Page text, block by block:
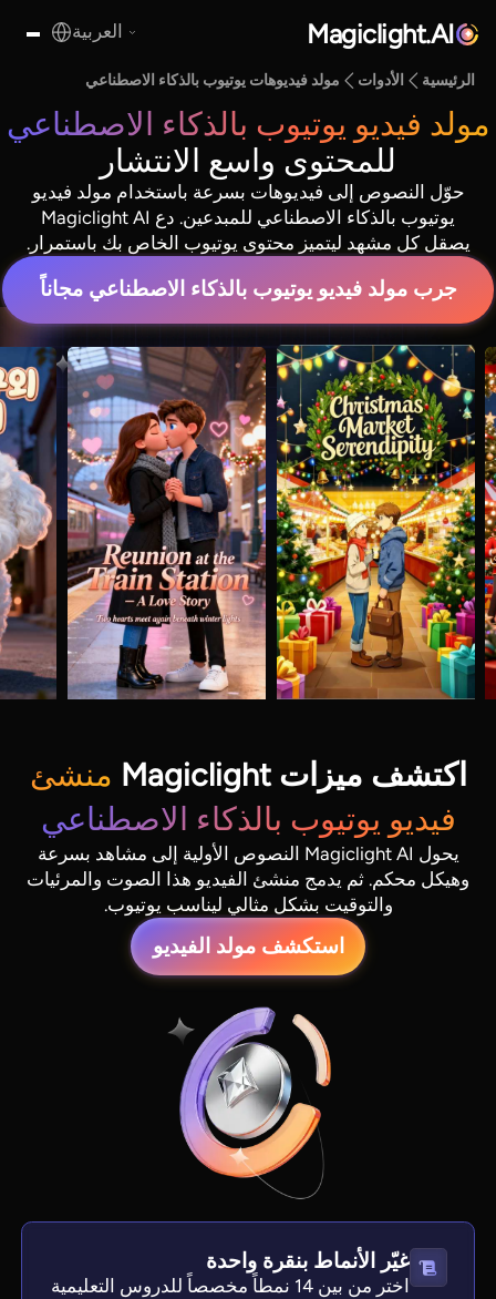
Magiclight.AI العربية
الرئيسية الأدوات مولد فيديوهات يوتيوب بالذكاء الاصطناعي
مولد فيديو يوتيوب بالذكاء الاصطناعي
للمحتوى واسع الانتشار
حوّل النصوص إلى فيديوهات بسرعة باستخدام مولد فيديو
يوتيوب بالذكاء الاصطناعي للمبدعين. دع Magiclight AI
يصقل كل مشهد ليتميز محتوى يوتيوب الخاص بك باستمرار.
جرب مولد فيديو يوتيوب بالذكاء الاصطناعي مجاناً
اكتشف ميزات Magiclight
منشئ
فيديو يوتيوب بالذكاء الاصطناعي
يحول Magiclight AI النصوص الأولية إلى مشاهد بسرعة
وهيكل محكم. ثم يدمج منشئ الفيديو هذا الصوت والمرئيات
والتوقيت بشكل مثالي ليناسب يوتيوب.
استكشف مولد الفيديو
غيّر الأنماط بنقرة واحدة
اختر من بين 14 نمطاً مخصصاً للدروس التعليمية